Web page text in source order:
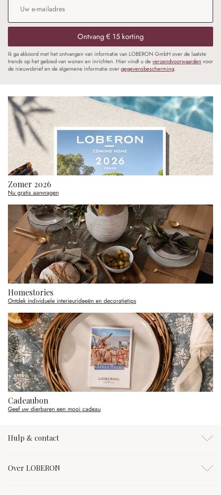
Ontvang € 15 korting
Ik ga akkoord met het ontvangen van informatie van LOBERON GmbH over de laatste
trends op het gebied van wonen en inrichten. Hier vindt u deverzendvoorwaarden voor
de nieuwsbrief en de algemene informatie overgegevensbescherming.
Zomer 2026
Nu gratis aanvragen
Homestories
Ontdek individuele interieurideeën en decoratietips
Cadeaubon
Geef uw dierbaren een mooi cadeau
Hulp & contact
Over LOBERON